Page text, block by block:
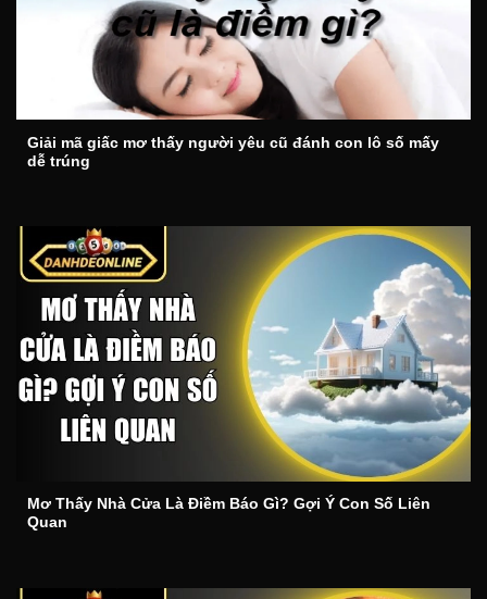
Giải mã giấc mơ thấy người yêu cũ đánh con lô số mấy
dễ trúng
Mơ Thấy Nhà Cửa Là Điềm Báo Gì? Gợi Ý Con Số Liên
Quan